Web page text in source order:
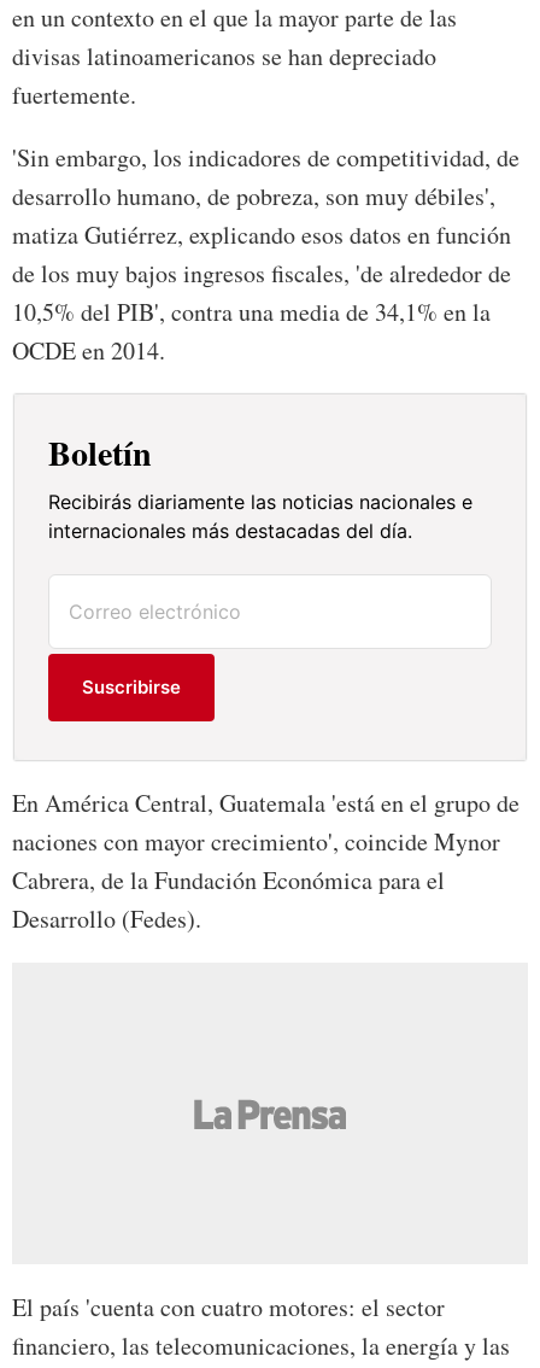
en un contexto en el que la mayor parte de las
divisas latinoamericanos se han depreciado
fuertemente.
'Sin embargo, los indicadores de competitividad, de
desarrollo humano, de pobreza, son muy débiles',
matiza Gutiérrez, explicando esos datos en función
de los muy bajos ingresos fiscales, 'de alrededor de
10,5% del PIB', contra una media de 34,1% en la
OCDE en 2014.
Boletín
Recibirás diariamente las noticias nacionales e
internacionales más destacadas del día.
Suscribirse
En América Central, Guatemala 'está en el grupo de
naciones con mayor crecimiento', coincide Mynor
Cabrera, de la Fundación Económica para el
Desarrollo (Fedes).
El país 'cuenta con cuatro motores: el sector
financiero, las telecomunicaciones, la energía y las